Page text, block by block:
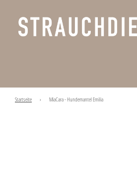
Startseite › MiaCara - Hundemantel Emilia